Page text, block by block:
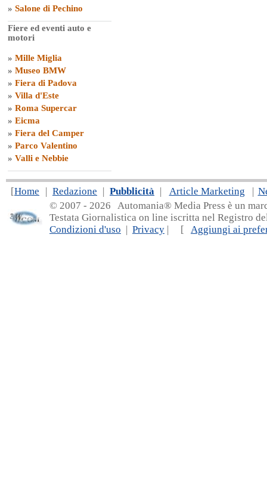
» Salone di Pechino
Fiere ed eventi auto e
motori
» Mille Miglia
» Museo BMW
» Fiera di Padova
» Villa d'Este
» Roma Supercar
» Eicma
» Fiera del Camper
» Parco Valentino
» Valli e Nebbie
[Home | Redazione | Pubblicità | Article Marketing |
© 2007 - 2026 Automania® Media Press è un
Testata Giornalistica on line iscritta nel Registro
Condizioni d'uso | Privacy | [ Aggiungi ai